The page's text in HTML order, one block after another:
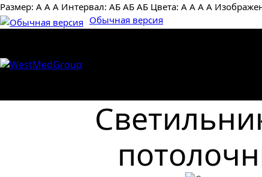
Размер: А А А Интервал: AБ АБ AБ Цвета: А А А А
Обычная версия